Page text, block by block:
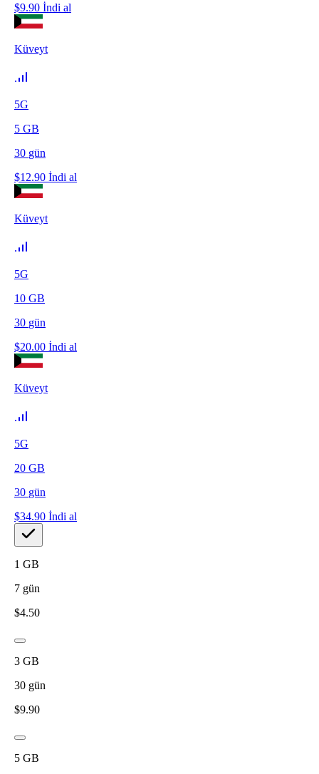
$9.90 İndi al
Küveyt
5G
5 GB
30 gün
$12.90 İndi al
Küveyt
5G
10 GB
30 gün
$20.00 İndi al
Küveyt
5G
20 GB
30 gün
$34.90 İndi al
1 GB
7 gün
$4.50
3 GB
30 gün
$9.90
5 GB